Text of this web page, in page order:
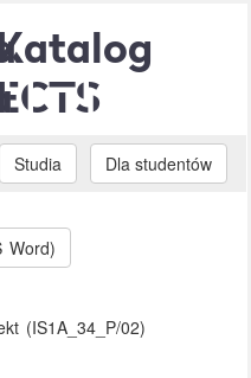
Studia Dla studentów
Word)
(IS1A_34_P/02)